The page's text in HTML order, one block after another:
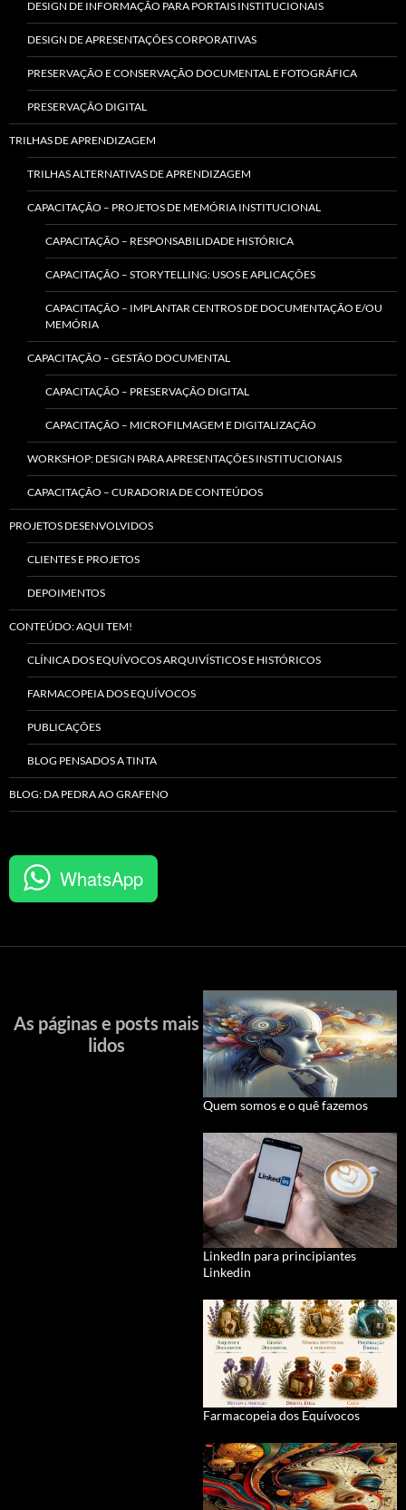
DESIGN DE INFORMAÇÃO PARA PORTAIS INSTITUCIONAIS
DESIGN DE APRESENTAÇÕES CORPORATIVAS
PRESERVAÇÃO E CONSERVAÇÃO DOCUMENTAL E FOTOGRÁFICA
PRESERVAÇÃO DIGITAL
TRILHAS DE APRENDIZAGEM
TRILHAS ALTERNATIVAS DE APRENDIZAGEM
CAPACITAÇÃO – PROJETOS DE MEMÓRIA INSTITUCIONAL
CAPACITAÇÃO – RESPONSABILIDADE HISTÓRICA
CAPACITAÇÃO – STORYTELLING: USOS E APLICAÇÕES
CAPACITAÇÃO – IMPLANTAR CENTROS DE DOCUMENTAÇÃO E/OU
MEMÓRIA
CAPACITAÇÃO – GESTÃO DOCUMENTAL
CAPACITAÇÃO – PRESERVAÇÃO DIGITAL
CAPACITAÇÃO – MICROFILMAGEM E DIGITALIZAÇÃO
WORKSHOP: DESIGN PARA APRESENTAÇÕES INSTITUCIONAIS
CAPACITAÇÃO – CURADORIA DE CONTEÚDOS
PROJETOS DESENVOLVIDOS
CLIENTES E PROJETOS
DEPOIMENTOS
CONTEÚDO: AQUI TEM!
CLÍNICA DOS EQUÍVOCOS ARQUIVÍSTICOS E HISTÓRICOS
FARMACOPEIA DOS EQUÍVOCOS
PUBLICAÇÕES
BLOG PENSADOS A TINTA
BLOG: DA PEDRA AO GRAFENO
WhatsApp
As páginas e posts mais
lidos
Quem somos e o quê fazemos
LinkedIn para principiantes
Linkedin
Farmacopeia dos Equívocos